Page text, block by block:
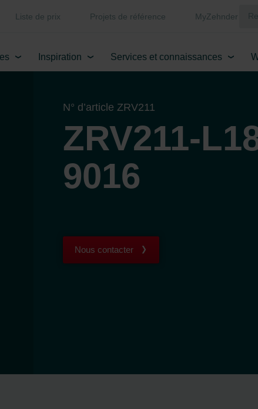
Liste de prix Projets de référence MyZehnder
Inspiration Services et connaissances
N° d’article ZRV211
ZRV211-
9016
Nous contacter